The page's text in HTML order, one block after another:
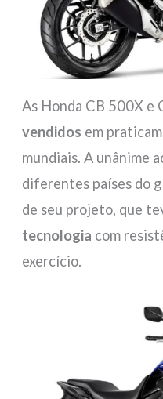
As Honda CB 500X e
vendidos em
mundiais. A unânime
diferentes países do
de seu projeto, que
tecnologia com
exercício.